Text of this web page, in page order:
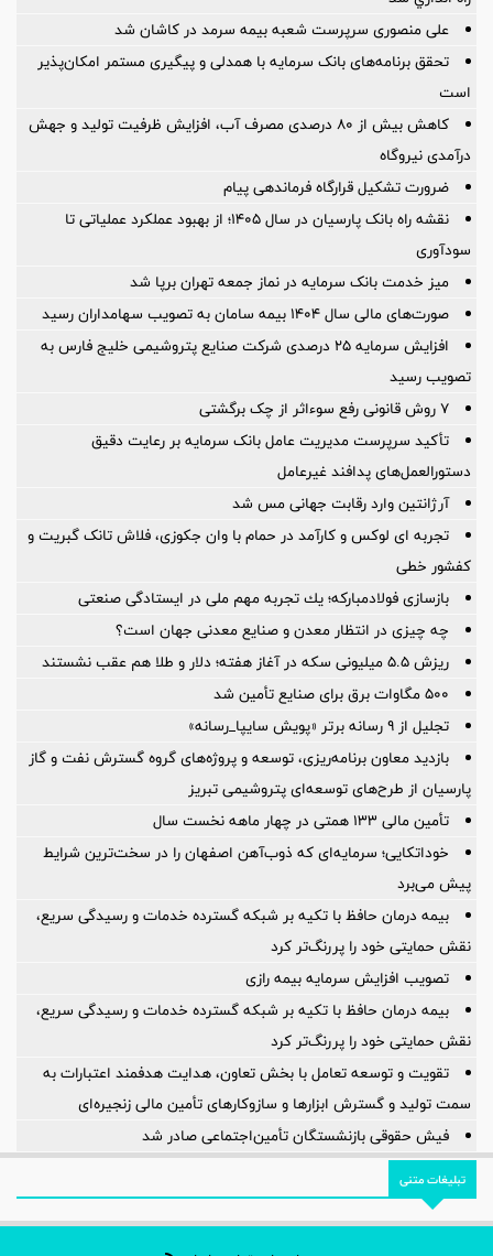
علی منصوری سرپرست شعبه بیمه سرمد در کاشان شد
تحقق برنامه‌های بانک سرمایه با همدلی و پیگیری مستمر امکان‌پذیر
است
کاهش بیش از ۸۰ درصدی مصرف آب، افزایش ظرفیت تولید و جهش
درآمدی نیروگاه
ضرورت تشكیل قرارگاه فرماندهی پیام
نقشه راه بانک پارسیان در سال ۱۴۰۵؛ از بهبود عملکرد عملیاتی تا
سودآوری
میز خدمت بانک سرمایه در نماز جمعه تهران برپا شد
صورت‌های مالی سال ۱۴۰۴ بیمه سامان به تصویب سهامداران رسید
افزایش سرمایه ۲۵ درصدی شرکت صنایع پتروشیمی خلیج فارس به
تصویب رسید
۷ روش قانونی رفع سوء‌اثر از چک برگشتی
تأکید سرپرست مدیریت عامل بانک سرمایه بر رعایت دقیق
دستورالعمل‌های پدافند غیرعامل
آرژانتین وارد رقابت جهانی مس شد
تجربه ای لوکس و کارآمد در حمام با وان جکوزی، فلاش تانک گبریت و
کفشور خطی
بازسازی فولادمباركه؛ یك تجربه مهم ملی در ایستادگی صنعتی
چه چیزی در انتظار معدن و صنایع معدنی جهان است؟
ریزش ۵.۵ میلیونی سکه در آغاز هفته؛ دلار و طلا هم عقب نشستند
۵۰۰ مگاوات برق برای صنایع تأمین شد
تجلیل از ۹ رسانه برتر «پویش سایپا_رسانه»
بازدید معاون برنامه‌ریزی، توسعه و پروژه‌های گروه گسترش نفت و گاز
پارسیان از طرح‌های توسعه‌ای پتروشیمی تبریز
تأمین مالی 133 همتی در چهار ماهه نخست سال
خوداتكایی؛ سرمایه‌ای كه ذوب‌آهن اصفهان را در سخت‌ترین شرایط
پیش می‌برد
بیمه درمان حافظ با تکیه بر شبکه گسترده خدمات و رسیدگی سریع،
نقش حمایتی خود را پررنگ‌تر کرد
تصویب افزایش سرمایه بیمه رازی
بیمه درمان حافظ با تکیه بر شبکه گسترده خدمات و رسیدگی سریع،
نقش حمایتی خود را پررنگ‌تر کرد
تقویت و توسعه تعامل با بخش تعاون، هدایت هدفمند اعتبارات به
سمت تولید و گسترش ابزارها و سازوکارهای تأمین مالی زنجیره‌ای
فیش حقوقی بازنشستگان تأمین‌اجتماعی صادر شد
تبلیغات متنی